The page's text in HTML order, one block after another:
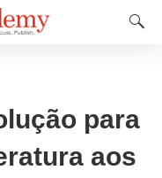
para
aos